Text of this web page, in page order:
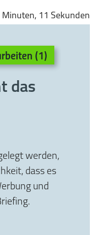
Minuten, 11 Sekunden
das
(1)
werden,
dass es
und